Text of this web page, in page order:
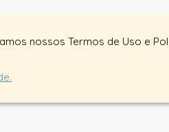
nossos Termos de Uso e